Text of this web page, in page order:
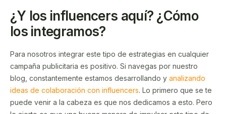
¿Y los influencers aquí? ¿Cómo
los integramos?
Para nosotros integrar este tipo de estrategias en cualquier
campaña publicitaria es positivo. Si navegas por nuestro
blog, constantemente estamos desarrollando y analizando
ideas de colaboración con influencers. Lo primero que se te
puede venir a la cabeza es que nos dedicamos a esto. Pero